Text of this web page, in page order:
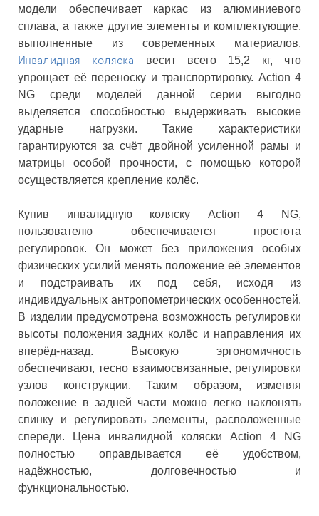
модели обеспечивает каркас из алюминиевого
сплава, а также другие элементы и комплектующие,
выполненные из современных материалов.
Инвалидная коляска
весит всего 15,2 кг, что
упрощает её переноску и транспортировку. Action 4
NG среди моделей данной серии выгодно
выделяется способностью выдерживать высокие
ударные нагрузки. Такие характеристики
гарантируются за счёт двойной усиленной рамы и
матрицы особой прочности, с помощью которой
осуществляется крепление колёс.
Купив инвалидную коляску Action 4 NG,
пользователю обеспечивается простота
регулировок. Он может без приложения особых
физических усилий менять положение её элементов
и подстраивать их под себя, исходя из
индивидуальных антропометрических особенностей.
В изделии предусмотрена возможность регулировки
высоты положения задних колёс и направления их
вперёд-назад. Высокую эргономичность
обеспечивают, тесно взаимосвязанные, регулировки
узлов конструкции. Таким образом, изменяя
положение в задней части можно легко наклонять
спинку и регулировать элементы, расположенные
спереди. Цена инвалидной коляски Action 4 NG
полностью оправдывается её удобством,
надёжностью, долговечностью и
функциональностью.